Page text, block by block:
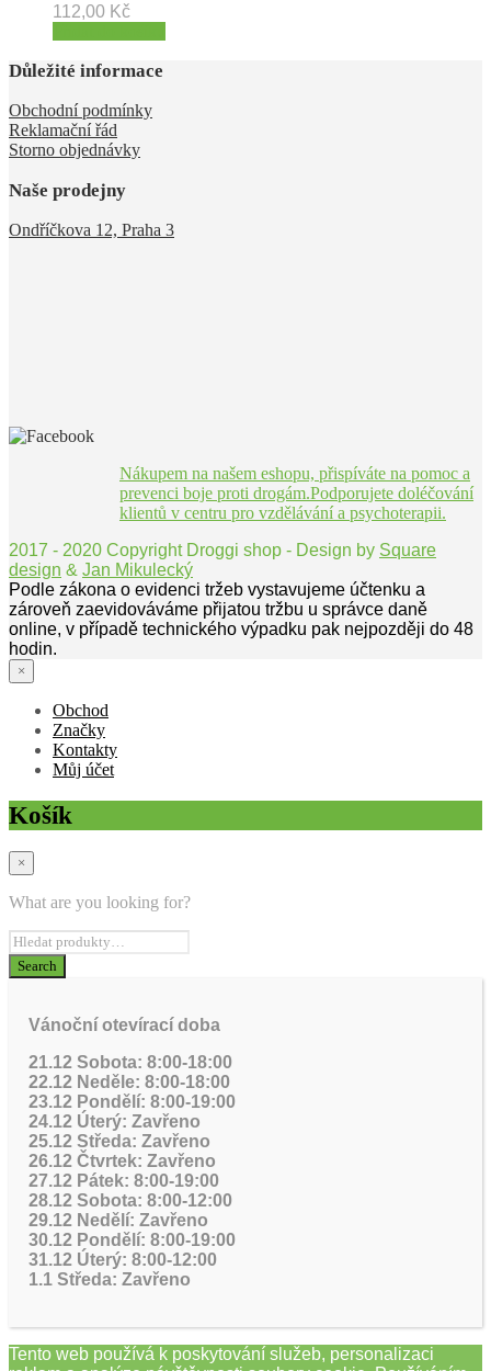
112,00 Kč
Důležité informace
Obchodní podmínky
Reklamační řád
Storno objednávky
Naše prodejny
Ondříčkova 12, Praha 3
Nákupem na našem eshopu, přispíváte na pomoc a
prevenci boje proti drogám.Podporujete doléčování
klientů v centru pro vzdělávání a psychoterapii.
2017 - 2020 Copyright Droggi shop - Design by Square
design & Jan Mikulecký
Podle zákona o evidenci tržeb vystavujeme účtenku a
zároveň zaevidováváme přijatou tržbu u správce daně
online, v případě technického výpadku pak nejpozději do 48
hodin.
×
Obchod
Značky
Kontakty
Můj účet
Košík
×
What are you looking for?
Vánoční otevírací doba
21.12 Sobota: 8:00-18:00
22.12 Neděle: 8:00-18:00
23.12 Pondělí: 8:00-19:00
24.12 Úterý: Zavřeno
25.12 Středa: Zavřeno
26.12 Čtvrtek: Zavřeno
27.12 Pátek: 8:00-19:00
28.12 Sobota: 8:00-12:00
29.12 Nedělí: Zavřeno
30.12 Pondělí: 8:00-19:00
31.12 Úterý: 8:00-12:00
1.1 Středa: Zavřeno
Tento web používá k poskytování služeb, personalizaci